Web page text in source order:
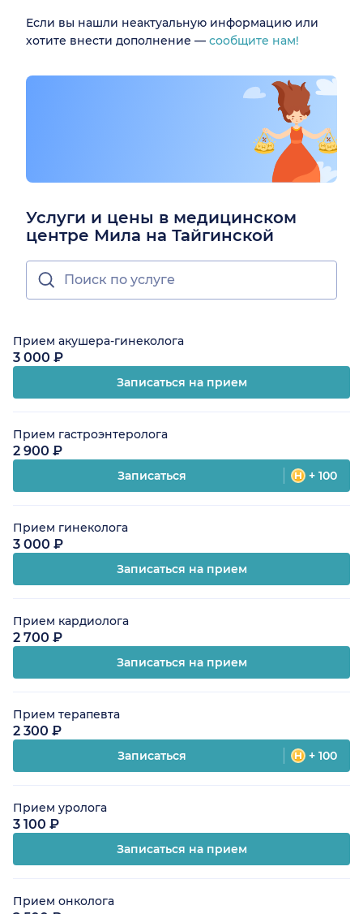
Если вы нашли неактуальную информацию или
хотите внести дополнение — сообщите нам!
Услуги и цены в медицинском
центре Мила на Тайгинской
Прием акушера-гинеколога
3 000 ₽
Записаться на прием
Прием гастроэнтеролога
2 900 ₽
Записаться + 100
Прием гинеколога
3 000 ₽
Записаться на прием
Прием кардиолога
2 700 ₽
Записаться на прием
Прием терапевта
2 300 ₽
Записаться + 100
Прием уролога
3 100 ₽
Записаться на прием
Прием онколога